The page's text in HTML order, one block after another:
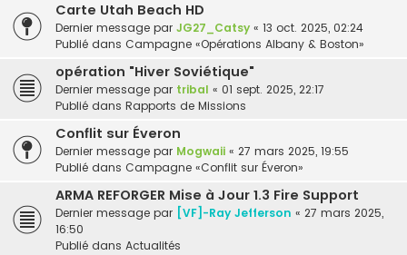
Carte Utah Beach HD
Dernier message par JG27_Catsy « 13 oct. 2025, 02:24
Publié dans Campagne «Opérations Albany & Boston»
opération "Hiver Soviétique"
Dernier message par tribal « 01 sept. 2025, 22:17
Publié dans Rapports de Missions
Conflit sur Éveron
Dernier message par Mogwaii « 27 mars 2025, 19:55
Publié dans Campagne «Conflit sur Éveron»
ARMA REFORGER Mise à Jour 1.3 Fire Support
Dernier message par [VF]-Ray Jefferson « 27 mars 2025,
16:50
Publié dans Actualités